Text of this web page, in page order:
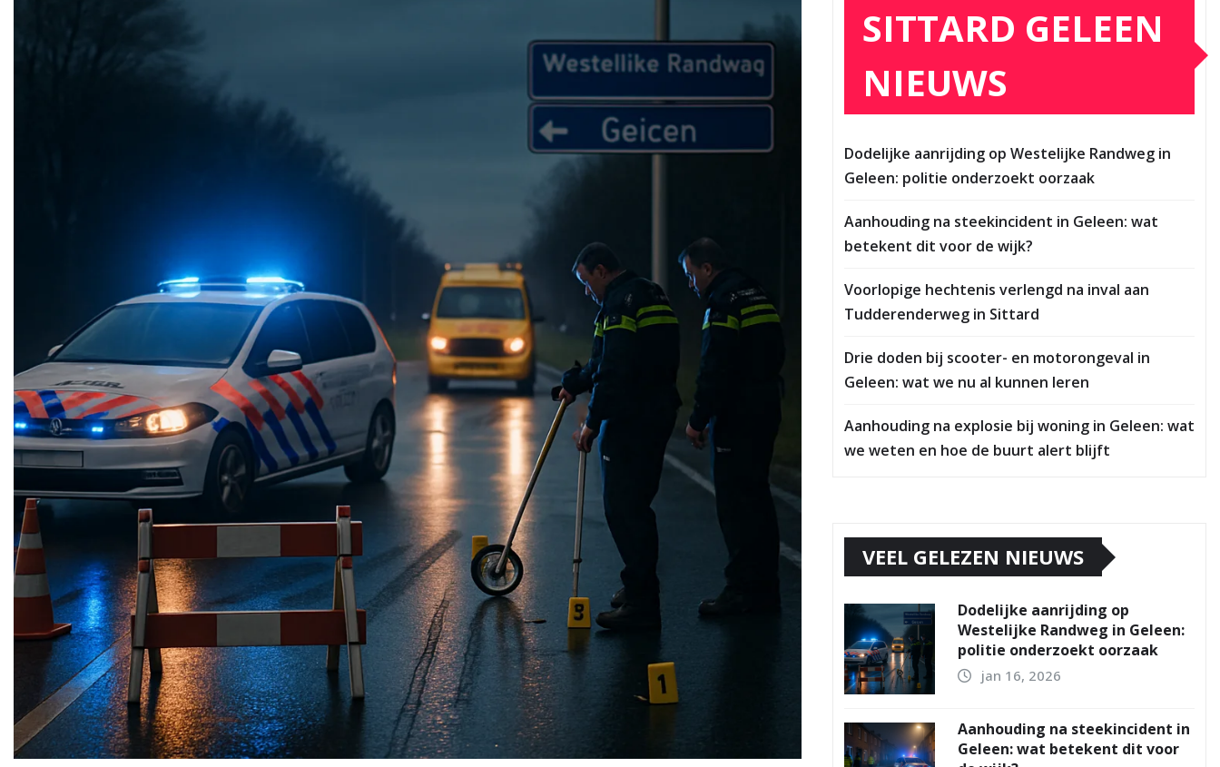
SITTARD GELEEN
NIEUWS
Dodelijke aanrijding op Westelijke Randweg in
Geleen: politie onderzoekt oorzaak
Aanhouding na steekincident in Geleen: wat
betekent dit voor de wijk?
Voorlopige hechtenis verlengd na inval aan
Tudderenderweg in Sittard
Drie doden bij scooter- en motorongeval in
Geleen: wat we nu al kunnen leren
Aanhouding na explosie bij woning in Geleen: wat
we weten en hoe de buurt alert blijft
VEEL GELEZEN NIEUWS
Dodelijke aanrijding op
Westelijke Randweg in Geleen:
politie onderzoekt oorzaak
jan 16, 2026
Aanhouding na steekincident in
Geleen: wat betekent dit voor